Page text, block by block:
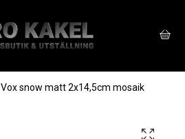
Vox snow matt 2x14,5cm mosaik